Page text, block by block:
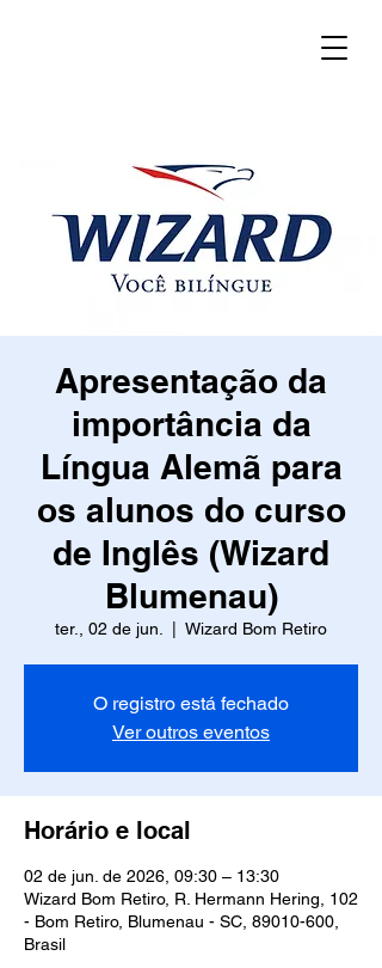
Apresentação da
importância da
Língua Alemã para
os alunos do curso
de Inglês (Wizard
Blumenau)
ter., 02 de jun. Wizard Bom Retiro
O registro está fechado
Ver outros eventos
Horário e local
02 de jun. de 2026, 09:30 – 13:30
Wizard Bom Retiro, R. Hermann Hering, 102
- Bom Retiro, Blumenau - SC, 89010-600,
Brasil